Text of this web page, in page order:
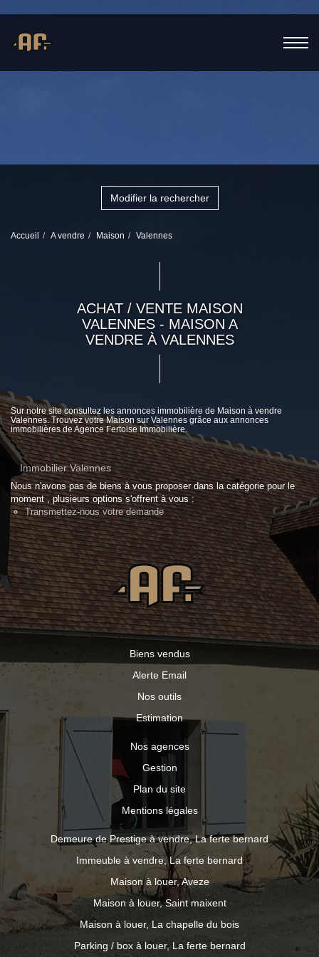
Modifier la rechercher
Accueil A vendre Maison Valennes
ACHAT / VENTE MAISON
VALENNES - MAISON A
VENDRE À VALENNES
Sur notre site consultez les annonces immobilière de Maison à vendre
Valennes. Trouvez votre Maison sur Valennes grâce aux annonces
immobilières de Agence Fertoise Immobilière.
Immobilier Valennes
Nous n'avons pas de biens à vous proposer dans la catégorie pour le
moment , plusieurs options s'offrent à vous :
Transmettez-nous votre demande
Biens vendus
Alerte Email
Nos outils
Estimation
Nos agences
Gestion
Plan du site
Mentions légales
Demeure de Prestige à vendre, La ferte bernard
Immeuble à vendre, La ferte bernard
Maison à louer, Aveze
Maison à louer, Saint maixent
Maison à louer, La chapelle du bois
Parking / box à louer, La ferte bernard